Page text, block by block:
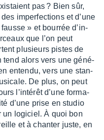
pas ? Bien sûr,
imper­fec­tions et d’une
» et bour­rée d’in­
que l’on peut
plusieurs pistes de
tend alors vers une géné­
entendu, vers une stan­
De plus, on peut
l’in­té­rêt d’une forma­
d’une prise en studio
un logi­ciel. À quoi bon
et à chan­ter juste, en